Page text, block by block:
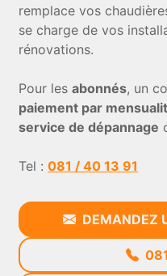
remplace vos
se charge de vos
rénovations.
Pour lesabonnés, un
paiement par
service de dépannage
Tel :081 / 40 13 91
DEMANDEZ